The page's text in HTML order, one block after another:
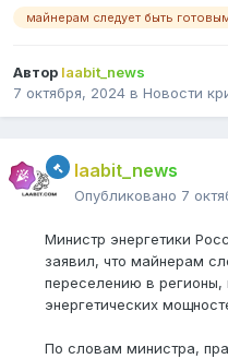
Автор laabit_news
7 октября, 2024 в Новости
laabit_news
Опубликовано 7
Министр энергетики
заявил, что майнерам
переселению в регионы,
энергетических
По словам министра,